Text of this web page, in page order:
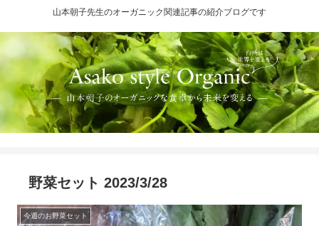
山本朝子先生のオーガニック関連記事の紹介ブログです
野菜セット 2023/3/28
今週のお野菜セット